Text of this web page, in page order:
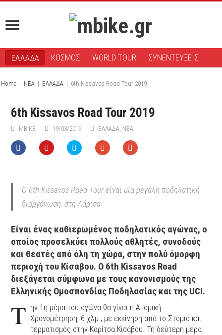
ΕΛΛΑΔΑ ΚΟΣΜΟΣ WORLD TOUR ΣΥΝΕΝΤΕΥΞΕΙΣ
Home | ΝΕΑ | ΕΛΛΑΔΑ | 6th Kissavos Road Tour 2019
6th Kissavos Road Tour 2019
ΜΒIKE 19/03/2019 ΕΛΛΑΔΑ, ΝΕΑ
Ο 6th Kissavos Road Tour είναι μία μεγάλη ποδηλατική
διοργάνωση, στη Λάρισα
Είναι ένας καθιερωμένος ποδηλατικός αγώνας, ο
οποίος προσελκύει πολλούς αθλητές, συνοδούς
και θεατές από όλη τη χώρα, στην πολύ όμορφη
περιοχή του Κίσαβου. Ο 6th Kissavos Road
διεξάγεται σύμφωνα με τους κανονισμούς της
Ελληνικής Ομοσπονδίας Ποδηλασίας και της UCI.
Τ ην 1η μέρα του αγώνα θα γίνει η Ατομική
Χρονομέτρηση, 6 χλμ., με εκκίνηση από το Στόμιο και
τερματισμός στην Καρίτσα Κισάβου. Τη δεύτερη μέρα